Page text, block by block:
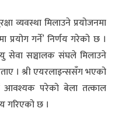
व्यवस्था मिलाउने प्रयोजनमा
प्रयोग गर्ने’ निर्णय गरेको छ ।
सेवा सञ्चालक संघले मिलाउने
। श्री एयरलाइन्ससँग भएको
आवश्यक परेको बेला तत्काल
गरिएको छ ।